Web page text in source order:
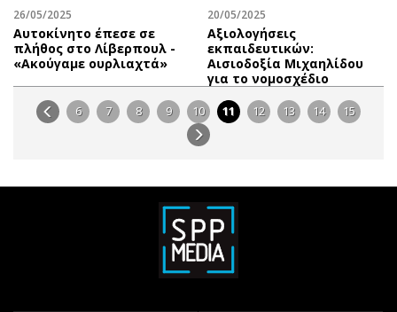
26/05/2025
Αυτοκίνητο έπεσε σε
πλήθος στο Λίβερπουλ -
«Ακούγαμε ουρλιαχτά»
20/05/2025
Αξιολογήσεις
εκπαιδευτικών:
Αισιοδοξία Μιχαηλίδου
για το νομοσχέδιο
6 7 8 9 10 11 12 13 14 15